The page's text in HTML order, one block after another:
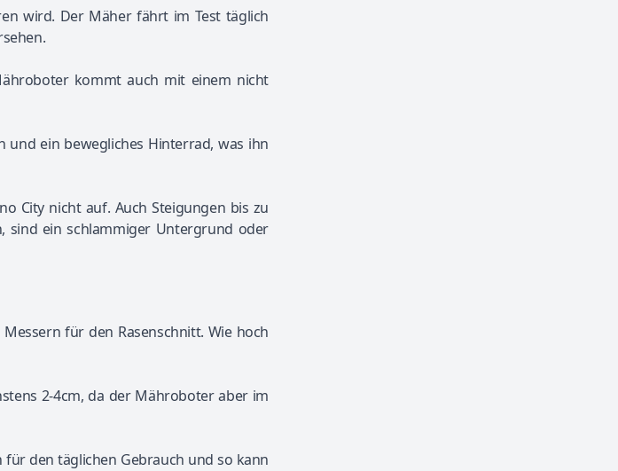
wird. Der Mäher fährt im Test täglich
kommt auch mit einem nicht
und ein bewegliches Hinterrad, was ihn
City nicht auf. Auch Steigungen bis zu
sind ein schlammiger Untergrund oder
für den Rasenschnitt. Wie hoch
2-4cm, da der Mähroboter aber im
für den täglichen Gebrauch und so kann